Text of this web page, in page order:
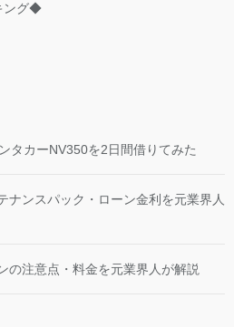
ング◆
タカーNV350を2日間借りてみた
ナンスパック・ローン金利を元業界人
の注意点・料金を元業界人が解説